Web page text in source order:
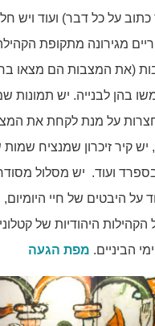
כתוב על כל דבר) ועוד ויש
מגירונה מתקופת
(את המצבות הם מצאו
בהן לבנייה. יש תמונות
על מנת לקחת את
יש קיר זיכרון שמנציח
ועוד. יש מסלול
על היבטים של חיי
הקהילות היהודיות של
הביניים. מפת הגעה